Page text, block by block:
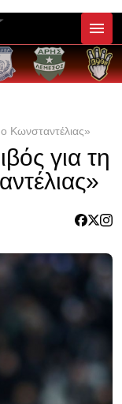
Κωνσταντέλιας»
για τη